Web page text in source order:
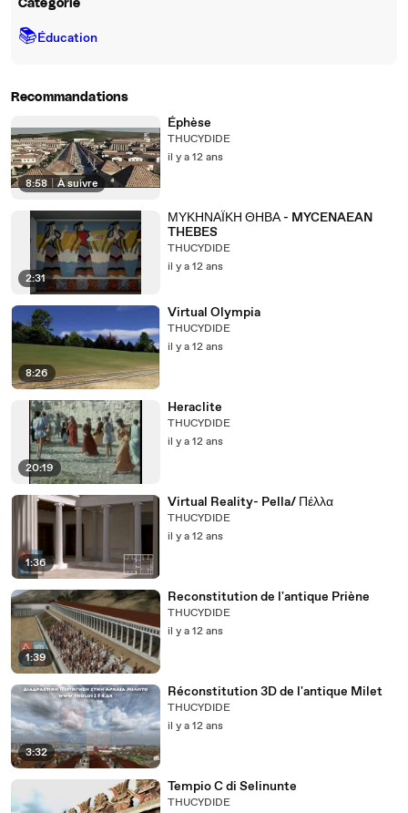
Catégorie
📚Éducation
Recommandations
8:58 | À suivre
Éphèse
THUCYDIDE
il y a 12 ans
2:31
ΜΥΚΗΝΑΪΚΗ ΘΗΒΑ - MYCENAEAN
THEBES
THUCYDIDE
il y a 12 ans
8:26
Virtual Olympia
THUCYDIDE
il y a 12 ans
20:19
Heraclite
THUCYDIDE
il y a 12 ans
1:36
Virtual Reality- Pella/ Πέλλα
THUCYDIDE
il y a 12 ans
1:39
Reconstitution de l'antique Priène
THUCYDIDE
il y a 12 ans
3:32
Réconstitution 3D de l'antique Milet
THUCYDIDE
il y a 12 ans
Tempio C di Selinunte
THUCYDIDE